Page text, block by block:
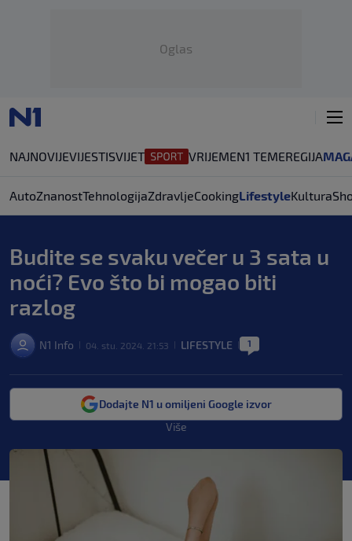
Oglas
NAJNOVIJEVIJESTISVIJET VRIJEMEN1 TEMEREGIJA
AutoZnanostTehnologijaZdravljeCookingLifestyleKultura
Budite se svaku večer u 3 sata u
noći? Evo što bi mogao biti
razlog
N1 Info 04. stu. 2024. 21:53 LIFESTYLE 1
Dodajte N1 u omiljeni Google izvor
Više